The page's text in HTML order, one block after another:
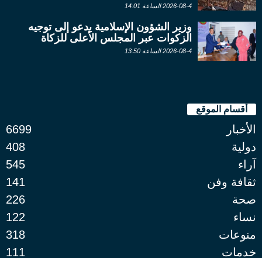
2026-08-4 الساعة 14:01
وزير الشؤون الإسلامية يدعو إلى توجيه
الزكوات عبر المجلس الأعلى للزكاة
2026-08-4 الساعة 13:50
أقسام الموقع
الأخبار
6699
دولية
408
آراء
545
ثقافة وفن
141
صحة
226
نساء
122
منوعات
318
خدمات
111